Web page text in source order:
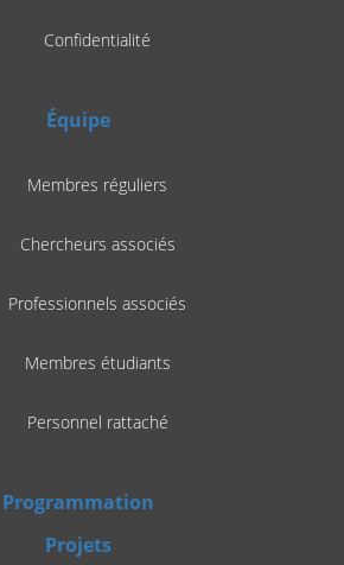
Confidentialité
Équipe
Membres réguliers
Chercheurs associés
Professionnels associés
Membres étudiants
Personnel rattaché
Programmation
Projets